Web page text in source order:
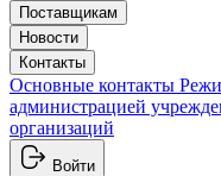
Поставщикам
Новости
Контакты
Основные контакты
администрацией
организаций
Войти